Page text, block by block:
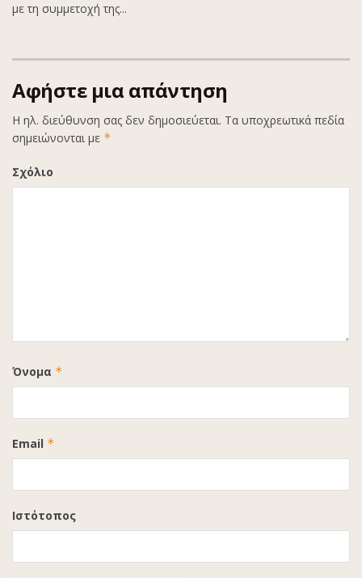
με τη συμμετοχή της...
Αφήστε μια απάντηση
Η ηλ. διεύθυνση σας δεν δημοσιεύεται. Τα υποχρεωτικά πεδία
σημειώνονται με *
Σχόλιο
Όνομα *
Email *
Ιστότοπος